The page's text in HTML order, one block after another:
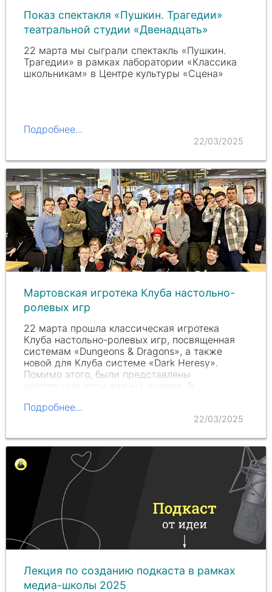
Показ спектакля «Пушкин. Трагедии»
театральной студии «Двенадцать»
22 марта мы сыграли спектакль «Пушкин.
Трагедии» в рамках лаборатории «Классика
школьникам» в Центре культуры «Сцена»
Подробнее...
22/03/2025
Мартовская игротека Клуба настольно-
ролевых игр
22 марта прошла классическая игротека
Клуба настольно-ролевых игр, посвященная
системам «Dungeons & Dragons», а также
новой для Клуба системе «Dark Heresy».
Помимо этого, были представлены
настольные игры разных жанров. В
Подробнее...
22/03/2025
Лекция по созданию подкаста в рамках
медиа-школы 2025